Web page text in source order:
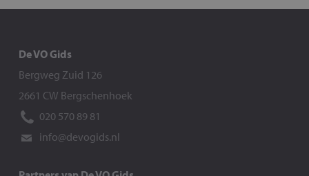
De VO Gids
Bergweg Zuid 126
2661 CW Bergschenhoek
020 570 89 81
info@devogids.nl